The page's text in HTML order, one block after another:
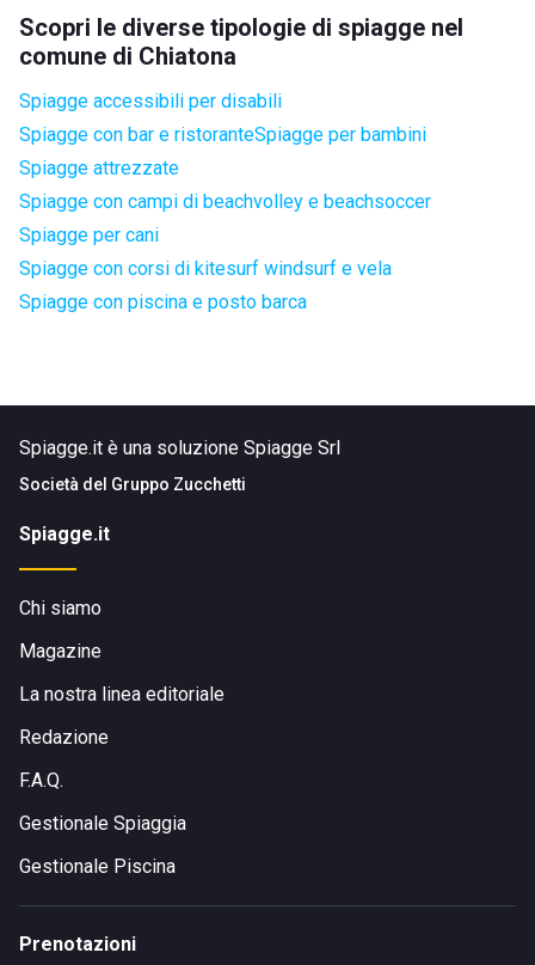
Scopri le diverse tipologie di spiagge nel
comune di Chiatona
Spiagge accessibili per disabili
Spiagge con bar e ristoranteSpiagge per bambini
Spiagge attrezzate
Spiagge con campi di beachvolley e beachsoccer
Spiagge per cani
Spiagge con corsi di kitesurf windsurf e vela
Spiagge con piscina e posto barca
Spiagge.it è una soluzione Spiagge Srl
Società del Gruppo Zucchetti
Spiagge.it
Chi siamo
Magazine
La nostra linea editoriale
Redazione
F.A.Q.
Gestionale Spiaggia
Gestionale Piscina
Prenotazioni